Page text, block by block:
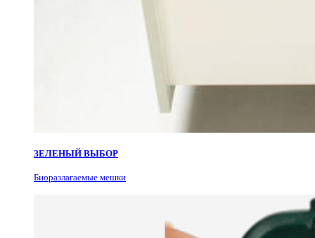
ЗЕЛЕНЫЙ ВЫБОР
Биоразлагаемые мешки